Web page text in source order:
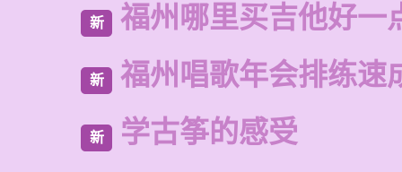
新 福州哪里买吉他好一
新 福州唱歌年会排练速
新 学古筝的感受